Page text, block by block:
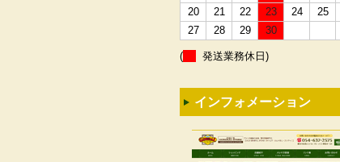
20
21 22 23 24 25
27
28 29 30
( 発送業務休日)
インフォメーション